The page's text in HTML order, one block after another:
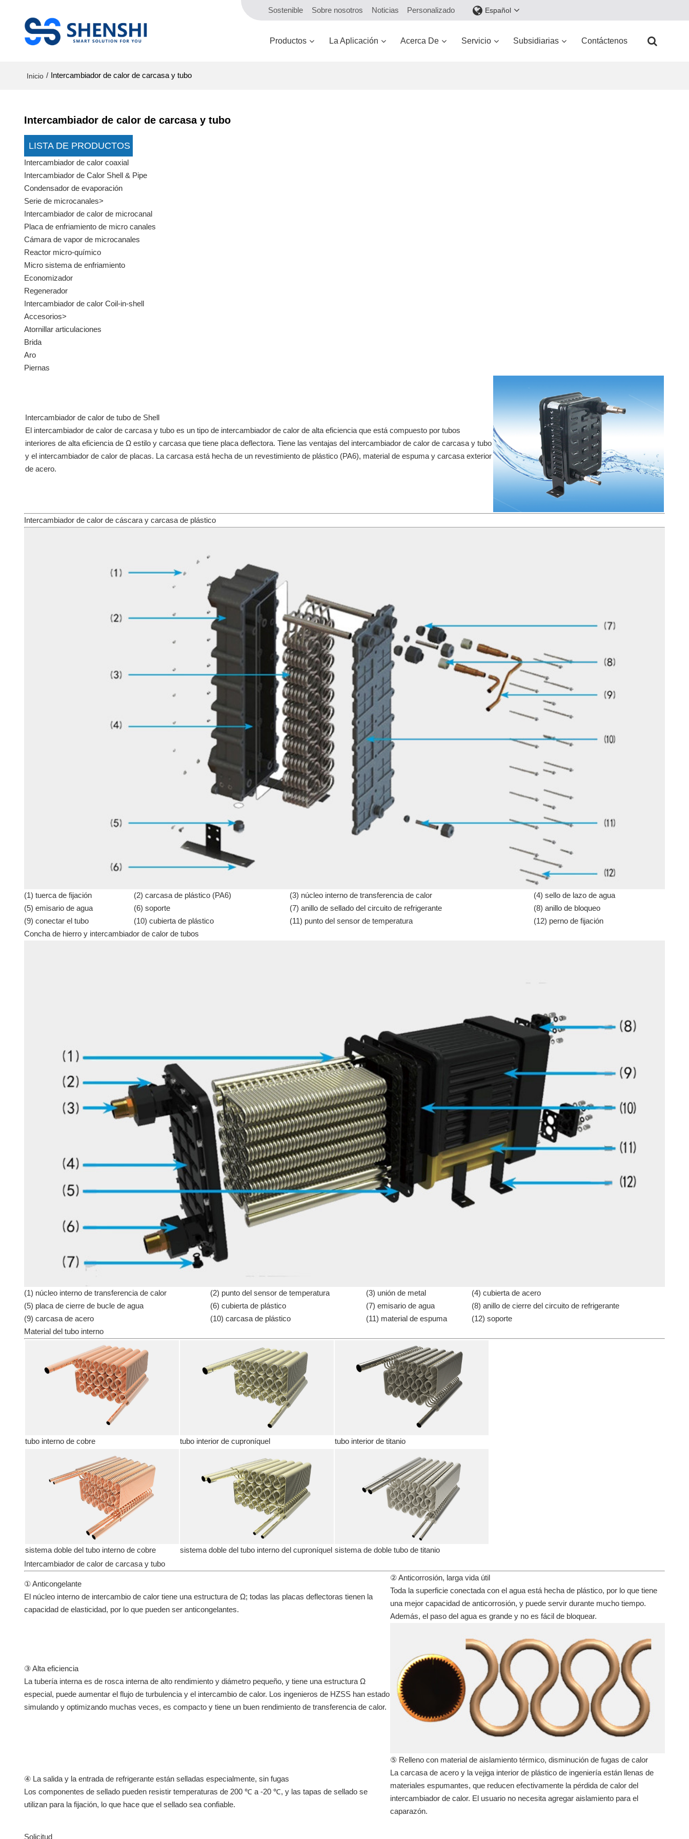
Sostenible Sobre nosotros Noticias Personalizado Español
Productos La Aplicación Acerca De Servicio Subsidiarias Contáctenos
Inicio / Intercambiador de calor de carcasa y tubo
Intercambiador de calor de carcasa y tubo
LISTA DE PRODUCTOS
Intercambiador de calor coaxial
Intercambiador de Calor Shell & Pipe
Condensador de evaporación
Serie de microcanales>
Intercambiador de calor de microcanal
Placa de enfriamiento de micro canales
Cámara de vapor de microcanales
Reactor micro-químico
Micro sistema de enfriamiento
Economizador
Regenerador
Intercambiador de calor Coil-in-shell
Accesorios>
Atornillar articulaciones
Brida
Aro
Piernas
Intercambiador de calor de tubo de Shell
El intercambiador de calor de carcasa y tubo es un tipo de intercambiador de calor de alta eficiencia que está compuesto por tubos
interiores de alta eficiencia de Ω estilo y carcasa que tiene placa deflectora. Tiene las ventajas del intercambiador de calor de carcasa y tubo
y el intercambiador de calor de placas. La carcasa está hecha de un revestimiento de plástico (PA6), material de espuma y carcasa exterior
de acero.
Intercambiador de calor de cáscara y carcasa de plástico
(1) tuerca de fijación (2) carcasa de plástico (PA6) (3) núcleo interno de transferencia de calor
(4) sello de lazo de agua
(5) emisario de agua
(6) soporte (7) anillo de sellado del circuito de refrigerante
(8) anillo de bloqueo
(9) conectar el tubo
(10) cubierta de plástico (11) punto del sensor de temperatura
(12) perno de fijación
Concha de hierro y intercambiador de calor de tubos
(1) núcleo interno de transferencia de calor (2) punto del sensor de temperatura (3) unión de metal
(4) cubierta de acero
(5) placa de cierre de bucle de agua
(6) cubierta de plástico (7) emisario de agua
(8) anillo de cierre del circuito de refrigerante
(9) carcasa de acero
(10) carcasa de plástico (11) material de espuma
(12) soporte
Material del tubo interno
tubo interno de cobre tubo interior de cuproníquel tubo interior de titanio
sistema doble del tubo interno de cobre sistema doble del tubo interno del cuproníquel sistema de doble tubo de titanio
Intercambiador de calor de carcasa y tubo
① Anticongelante
El núcleo interno de intercambio de calor tiene una estructura de Ω; todas las placas deflectoras tienen la
capacidad de elasticidad, por lo que pueden ser anticongelantes.
② Anticorrosión, larga vida útil
Toda la superficie conectada con el agua está hecha de plástico, por lo que tiene
una mejor capacidad de anticorrosión, y puede servir durante mucho tiempo.
Además, el paso del agua es grande y no es fácil de bloquear.
③ Alta eficiencia
La tubería interna es de rosca interna de alto rendimiento y diámetro pequeño, y tiene una estructura Ω
especial, puede aumentar el flujo de turbulencia y el intercambio de calor. Los ingenieros de HZSS han estado
simulando y optimizando muchas veces, es compacto y tiene un buen rendimiento de transferencia de calor.
④ La salida y la entrada de refrigerante están selladas especialmente, sin fugas
Los componentes de sellado pueden resistir temperaturas de 200 ℃ a -20 ℃, y las tapas de sellado se
utilizan para la fijación, lo que hace que el sellado sea confiable.
⑤ Relleno con material de aislamiento térmico, disminución de fugas de calor
La carcasa de acero y la vejiga interior de plástico de ingeniería están llenas de
materiales espumantes, que reducen efectivamente la pérdida de calor del
intercambiador de calor. El usuario no necesita agregar aislamiento para el
caparazón.
Solicitud